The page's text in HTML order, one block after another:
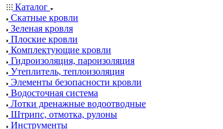
Каталог
Скатные кровли
Зеленая кровля
Плоские кровли
Комплектующие кровли
Гидроизоляция, пароизоляция
Утеплитель, теплоизоляция
Элементы безопасности кровли
Водосточная система
Лотки дренажные водоотводные
Штрипс, отмотка, рулоны
Инструменты